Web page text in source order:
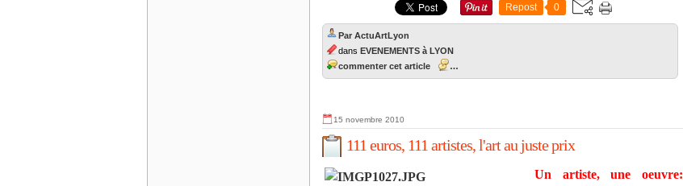
Repost 0
Par ActuArtLyon
dans EVENEMENTS à LYON
commenter cet article
…
15 novembre 2010
111 euros, 111 artistes, l'art au juste prix
Un artiste, une oeuvre: